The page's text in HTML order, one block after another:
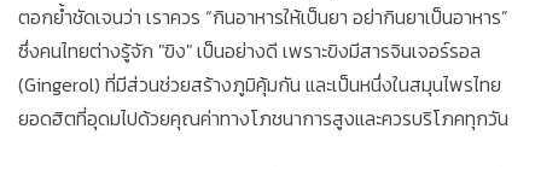
ตอกย้ำชัดเจนว่า เราควร “กินอาหารให้เป็นยา อย่ากินยาเป็นอาหาร”
ซึ่งคนไทยต่างรู้จัก "ขิง" เป็นอย่างดี เพราะขิงมีสารจินเจอร์รอล
(Gingerol) ที่มีส่วนช่วยสร้างภูมิคุ้มกัน และเป็นหนึ่งในสมุนไพรไทย
ยอดฮิตที่อุดมไปด้วยคุณค่าทางโภชนาการสูงและควรบริโภคทุกวัน